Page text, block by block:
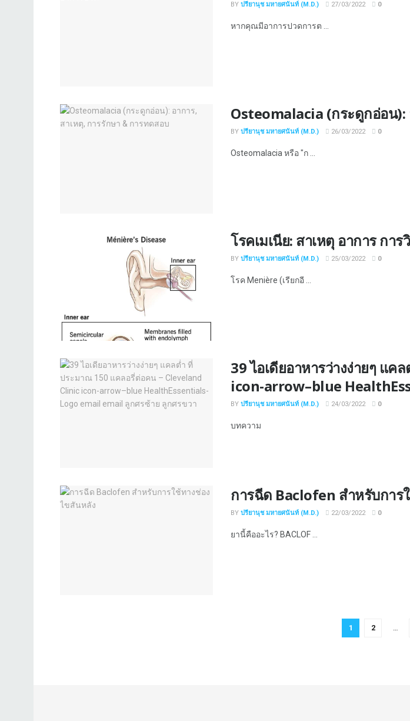
BY ปรียานุช มหายศนันท์ (M.D.) 27/03/2022 0
หากคุณมีอาการปวดการต ...
Osteomalacia (กระดูกอ่อน):
BY ปรียานุช มหายศนันท์ (M.D.) 26/03/2022 0
Osteomalacia หรือ "ก ...
โรคเมเนีย: สาเหตุ อาการ กา
BY ปรียานุช มหายศนันท์ (M.D.) 25/03/2022 0
โรค Menière (เรียกอี ...
39 ไอเดียอาหารว่างง่ายๆ แ
icon-arrow–blue
BY ปรียานุช มหายศนันท์ (M.D.) 24/03/2022 0
บทความ
การฉีด Baclofen สำหรับการ
BY ปรียานุช มหายศนันท์ (M.D.) 22/03/2022 0
ยานี้คืออะไร? BACLOF ...
1 2